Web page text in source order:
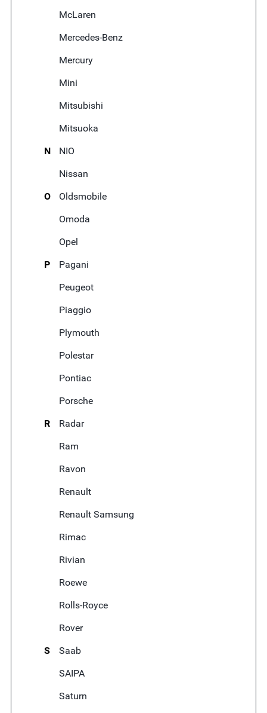
McLaren
Mercedes-Benz
Mercury
Mini
Mitsubishi
Mitsuoka
N
NIO
Nissan
O
Oldsmobile
Omoda
Opel
P
Pagani
Peugeot
Piaggio
Plymouth
Polestar
Pontiac
Porsche
R
Radar
Ram
Ravon
Renault
Renault Samsung
Rimac
Rivian
Roewe
Rolls-Royce
Rover
S
Saab
SAIPA
Saturn